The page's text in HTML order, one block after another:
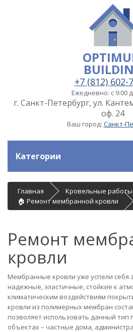
+7 (812) 602-
Ежедневно: с 9:00
г. Санкт-Петербург, ул.
оф. 24
Ваш город: Санкт-
Категории
Главная
Кровельные работы
🏠 Ремонт мембранной кровли
Ремонт
кровли
Мембранные кровли уже успели себя
надежные, эластичные, стойкие к
климатическим воздействиям
кровли из полимерных мембран
позволяет использовать данный
объектах – частные дома,